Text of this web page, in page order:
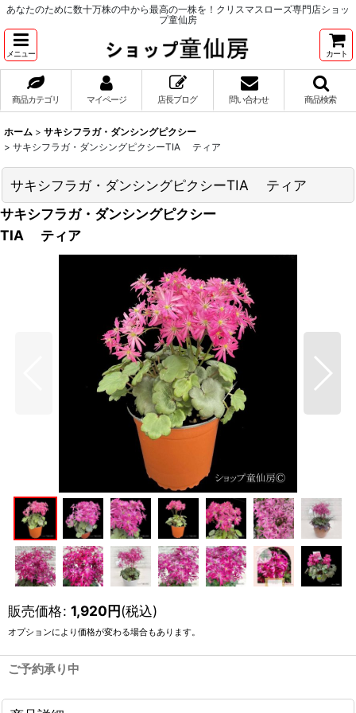
あなたのために数十万株の中から最高の一株を！クリスマスローズ専門店ショッ
プ童仙房
メニュー カート
商品カテゴリ マイページ 店長ブログ 問い合わせ 商品検索
ホーム > サキシフラガ・ダンシングピクシー
> サキシフラガ・ダンシングピクシーTIA ティア
サキシフラガ・ダンシングピクシーTIA ティア
サキシフラガ・ダンシングピクシー
TIA ティア
販売価格: 1,920円(税込)
オプションにより価格が変わる場合もあります。
ご予約承り中